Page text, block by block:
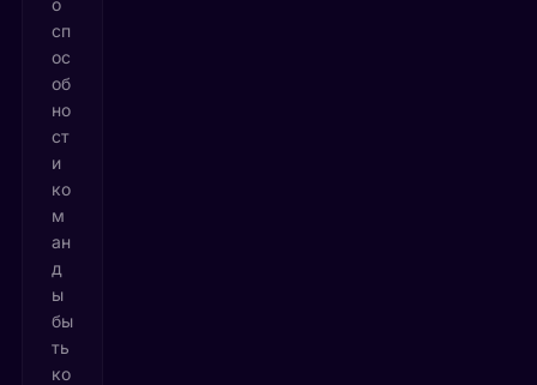
о
сп
ос
об
но
ст
и
ко
м
ан
д
ы
бы
ть
ко